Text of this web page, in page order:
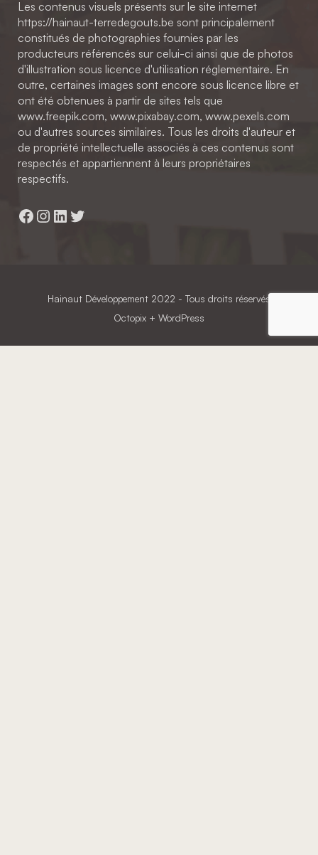
Les contenus visuels présents sur le site internet
https://hainaut-terredegouts.be sont principalement
constitués de photographies fournies par les
producteurs référencés sur celui-ci ainsi que de photos
d'illustration sous licence d'utilisation réglementaire. En
outre, certaines images sont encore sous licence libre et
ont été obtenues à partir de sites tels que
www.freepik.com, www.pixabay.com, www.pexels.com
ou d'autres sources similaires. Tous les droits d'auteur et
de propriété intellectuelle associés à ces contenus sont
respectés et appartiennent à leurs propriétaires
respectifs.
Facebook
Instagram
LinkedIn
Twitter
Hainaut Développement 2022 - Tous droits réservés
Octopix + WordPress